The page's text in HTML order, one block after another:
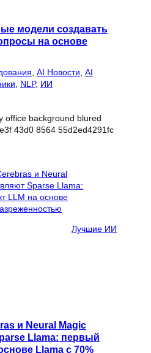
модели создавать
на основе
, AI Новости, AI
, NLP, ИИ
Лучшие ИИ
и Neural Magic
Llama: первый
Llama с 70%